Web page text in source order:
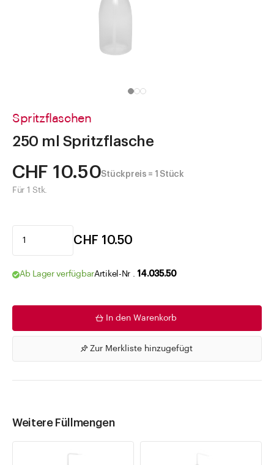
Spritzflaschen
250 ml Spritzflasche
CHF 10.50Stückpreis = 1 Stück
Für 1 Stk.
CHF 10.50
Ab Lager verfügbarArtikel-Nr . 14.035.50
In den Warenkorb
Zur Merkliste hinzugefügt
Weitere Füllmengen